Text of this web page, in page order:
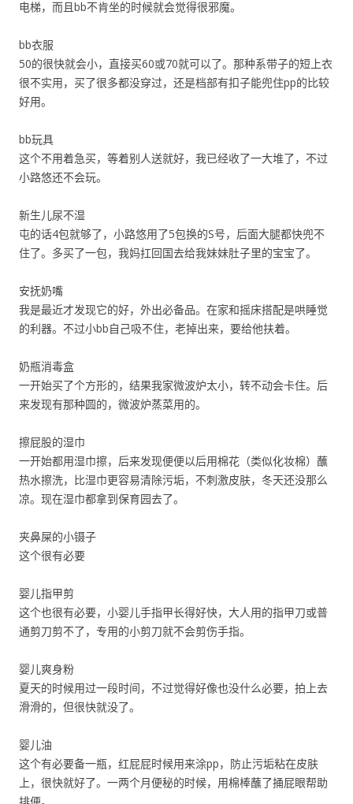
电梯，而且bb不肯坐的时候就会觉得很邪魔。
bb衣服
50的很快就会小，直接买60或70就可以了。那种系带子的短上衣
很不实用，买了很多都没穿过，还是档部有扣子能兜住pp的比较
好用。
bb玩具
这个不用着急买，等着别人送就好，我已经收了一大堆了，不过
小路悠还不会玩。
新生儿尿不湿
屯的话4包就够了，小路悠用了5包换的S号，后面大腿都快兜不
住了。多买了一包，我妈扛回国去给我妹妹肚子里的宝宝了。
安抚奶嘴
我是最近才发现它的好，外出必备品。在家和摇床搭配是哄睡觉
的利器。不过小bb自己吸不住，老掉出来，要给他扶着。
奶瓶消毒盒
一开始买了个方形的，结果我家微波炉太小，转不动会卡住。后
来发现有那种圆的，微波炉蒸菜用的。
擦屁股的湿巾
一开始都用湿巾擦，后来发现便便以后用棉花（类似化妆棉）蘸
热水擦洗，比湿巾更容易清除污垢，不刺激皮肤，冬天还没那么
凉。现在湿巾都拿到保育园去了。
夹鼻屎的小镊子
这个很有必要
婴儿指甲剪
这个也很有必要，小婴儿手指甲长得好快，大人用的指甲刀或普
通剪刀剪不了，专用的小剪刀就不会剪伤手指。
婴儿爽身粉
夏天的时候用过一段时间，不过觉得好像也没什么必要，拍上去
滑滑的，但很快就没了。
婴儿油
这个有必要备一瓶，红屁屁时候用来涂pp，防止污垢粘在皮肤
上，很快就好了。一两个月便秘的时候，用棉棒蘸了捅屁眼帮助